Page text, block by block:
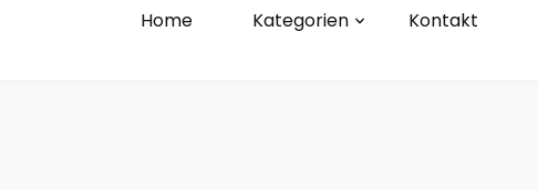
Home Kategorien Kontakt